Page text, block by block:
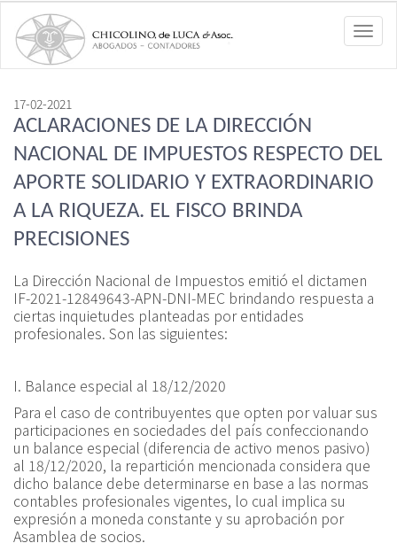
17-02-2021
ACLARACIONES DE LA DIRECCIÓN
NACIONAL DE IMPUESTOS RESPECTO DEL
APORTE SOLIDARIO Y EXTRAORDINARIO
A LA RIQUEZA. EL FISCO BRINDA
PRECISIONES
La Dirección Nacional de Impuestos emitió el dictamen
IF-2021-12849643-APN-DNI-MEC brindando respuesta a
ciertas inquietudes planteadas por entidades
profesionales. Son las siguientes:
I. Balance especial al 18/12/2020
Para el caso de contribuyentes que opten por valuar sus
participaciones en sociedades del país confeccionando
un balance especial (diferencia de activo menos pasivo)
al 18/12/2020, la repartición mencionada considera que
dicho balance debe determinarse en base a las normas
contables profesionales vigentes, lo cual implica su
expresión a moneda constante y su aprobación por
Asamblea de socios.